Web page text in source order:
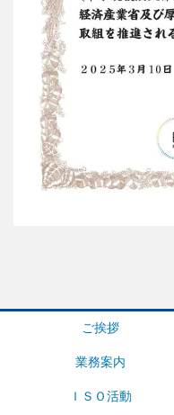
ご挨拶
業務案内
ＩＳＯ活動